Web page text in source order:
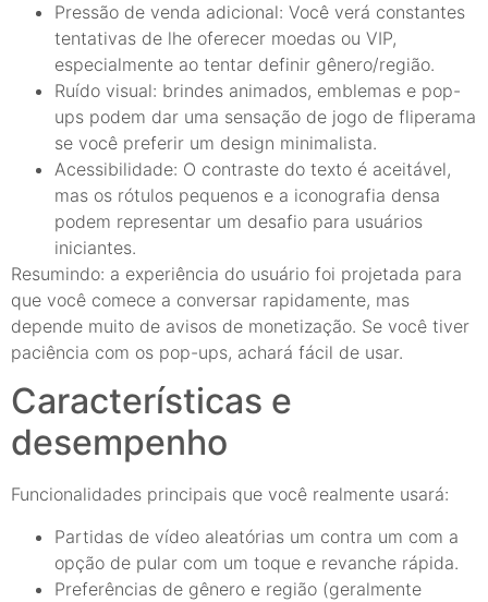
Pressão de venda adicional: Você verá constantes
tentativas de lhe oferecer moedas ou VIP,
especialmente ao tentar definir gênero/região.
Ruído visual: brindes animados, emblemas e pop-
ups podem dar uma sensação de jogo de fliperama
se você preferir um design minimalista.
Acessibilidade: O contraste do texto é aceitável,
mas os rótulos pequenos e a iconografia densa
podem representar um desafio para usuários
iniciantes.
Resumindo: a experiência do usuário foi projetada para
que você comece a conversar rapidamente, mas
depende muito de avisos de monetização. Se você tiver
paciência com os pop-ups, achará fácil de usar.
Características e
desempenho
Funcionalidades principais que você realmente usará:
Partidas de vídeo aleatórias um contra um com a
opção de pular com um toque e revanche rápida.
Preferências de gênero e região (geralmente